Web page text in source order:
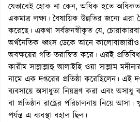
যেভাবেই হোক না কেন, অধিক হতে
একমাত্র লক্ষ্য। বৈষায়িক উন্নতির জন্যে
করেছে। একথা সর্বজনস্বীকৃত যে,
অর্থনৈতিক ধ্বংস ডেকে আনে
অবক্ষয়ের গতি তরান্বিত করে। এরই
কারীম সাল্লাল্লাহু আলাইহি ওয়া সাল্লাম
নামে এক দপ্তরের প্রতিষ্ঠা করেছিলেন। এই
ব্যবসায়ে অসাধুতা নিয়ন্ত্রণ করা এবং অসাধু
বা প্রতিষ্ঠান রাষ্ট্রের পরিচালনায় নিয়ে
পর্যন্ত এ ব্যবস্থা বহাল ছিল।